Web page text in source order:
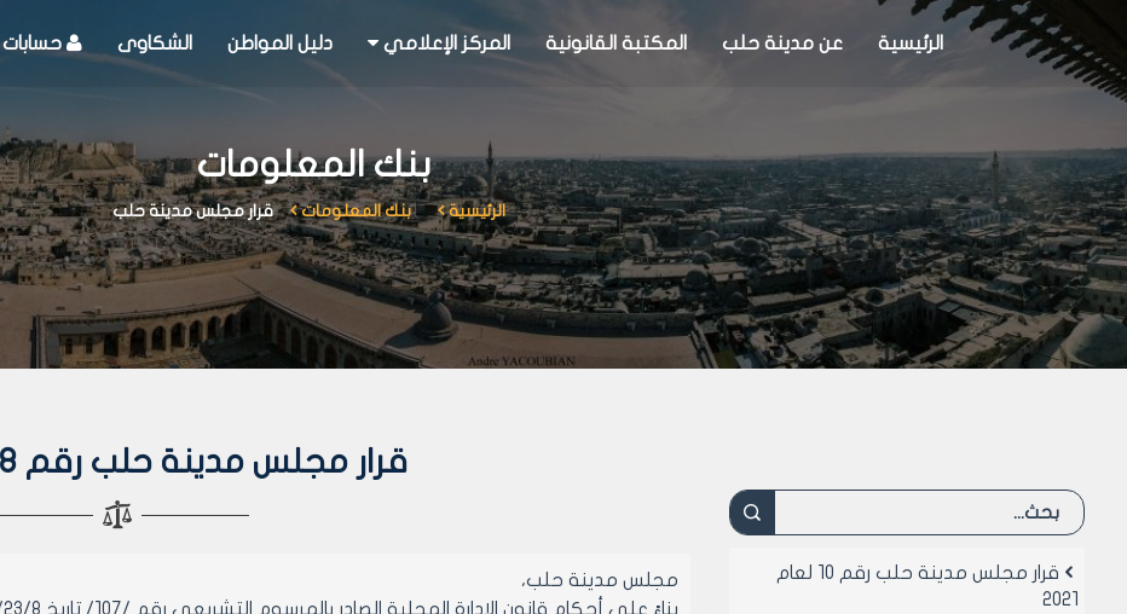
الرئيسية عن مدينة حلب المكتبة القانونية المركز الإعلامي دليل المواطن الشكاوى حسابات
بنك المعلومات
الرئيسية بنك المعلومات قرار مجلس مدينة حلب
قرار مجلس مدينة حلب رقم 48 لعام 2018
مجلس مدينة حلب،
بناءً على أحكام قانون الإدارة المحلية الصادر بالمرسوم التشريعي رقم /107/ تاريخ 23/8/ 2011
قرار مجلس مدينة حلب رقم 10 لعام
2021